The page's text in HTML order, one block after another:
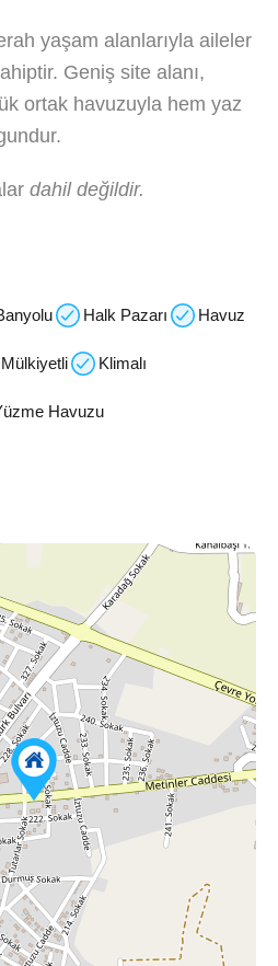
yaşam alanlarıyla aileler
Geniş site alanı,
ortak havuzuyla hem yaz
dahil değildir.
Halk Pazarı Havuz
Klimalı
Havuzu